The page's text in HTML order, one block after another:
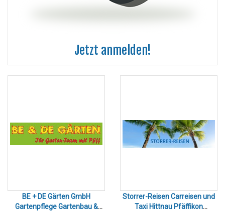
Jetzt anmelden!
BE + DE Gärten GmbH
Gartenpflege Gartenbau &
Storrer-Reisen Carreisen und
Taxi Hittnau Pfäffikon